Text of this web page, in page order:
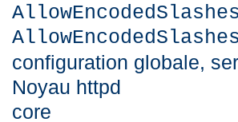
configuration globale,
Noyau httpd
core